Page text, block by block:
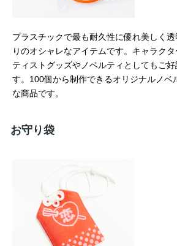
プラスチックで最も耐久性に優れ美しく
りのオシャレなアイテムです。キャラク
ティストグッズやノベルティとしてもご
す。100個から制作できるオリジナルノベ
な商品です。
お守り袋